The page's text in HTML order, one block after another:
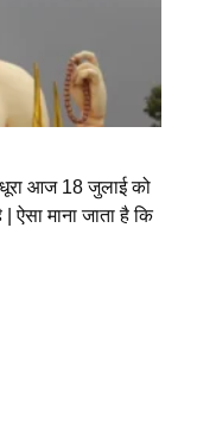
आज 18 जुलाई को
ऐसा माना जाता है कि